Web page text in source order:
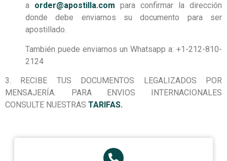
a order@apostilla.com para confirmar la dirección
donde debe enviarnos su documento para ser
apostillado.
También puede enviarnos un Whatsapp a: +1-212-810-
2124
3. RECIBE TUS DOCUMENTOS LEGALIZADOS POR
MENSAJERÍA. PARA ENVIOS INTERNACIONALES
CONSULTE NUESTRAS TARIFAS.